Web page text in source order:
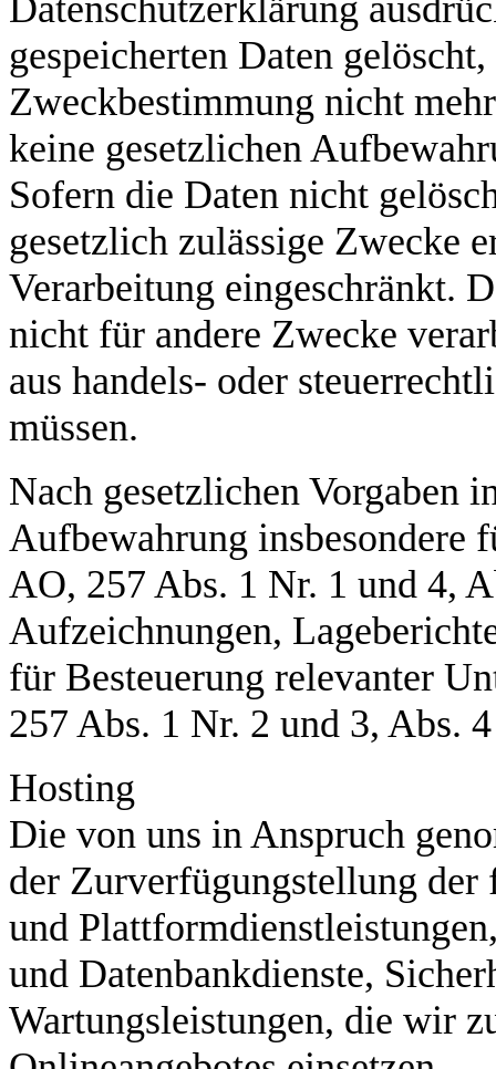
gespeicherten Daten
Zweckbestimmung nicht
keine gesetzlichen
Sofern die Daten nicht
gesetzlich zulässige Zwecke
Verarbeitung eingeschränkt.
nicht für andere Zwecke
aus handels- oder
müssen.
Nach gesetzlichen Vorgaben
Aufbewahrung insbesondere
AO, 257 Abs. 1 Nr. 1 und 4,
Aufzeichnungen,
für Besteuerung relevanter
257 Abs. 1 Nr. 2 und 3, Abs.
Hosting
Die von uns in Anspruch
der Zurverfügungstellung
und
und Datenbankdienste,
Wartungsleistungen, die wir